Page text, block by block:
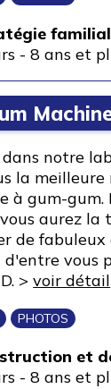
familial
-8 ans et
notre
la meilleure
à gum-
aurez la
de fabuleux
vous
>voir détail
PHOTOS
et
-8 ans et